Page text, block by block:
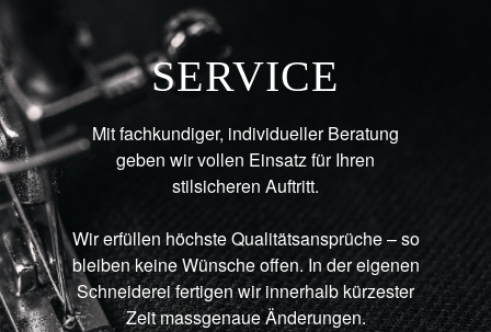
SERVICE
Mit fachkundiger, individueller Beratung
geben wir vollen Einsatz für Ihren
stilsicheren Auftritt.
Wir erfüllen höchste Qualitätsansprüche – so
bleiben keine Wünsche offen. In der eigenen
Schneiderei fertigen wir innerhalb kürzester
Zeit massgenaue Änderungen.